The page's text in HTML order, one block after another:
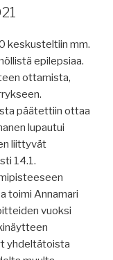
keskusteltiin mm.
epilepsiaa.
ottamista,
päätettiin ottaa
lupautui
liittyvät
14.1.
toimi Annamari
vuoksi
yhdeltätoista